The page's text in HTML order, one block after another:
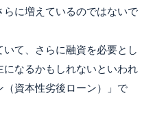
らに増えているのではないで
て、さらに融資を必要とし
なるかもしれないといわれ
資本性劣後ローン）」で